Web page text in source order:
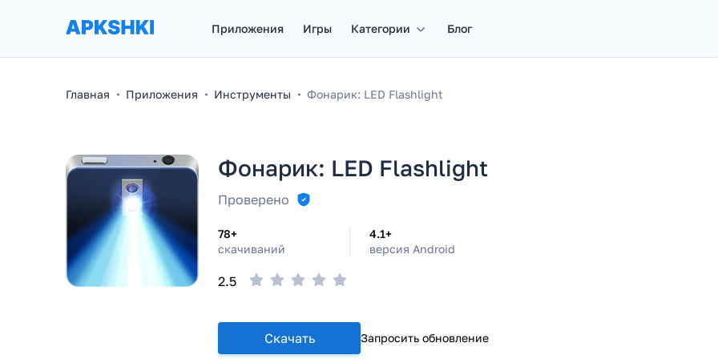
Приложения Игры Категории Блог
Главная Приложения Инструменты Фонарик: LED Flashlight
Фонарик: LED Flashlight
Проверено
78+
скачиваний
4.1+
версия Android
2.5
Скачать Запросить обновление